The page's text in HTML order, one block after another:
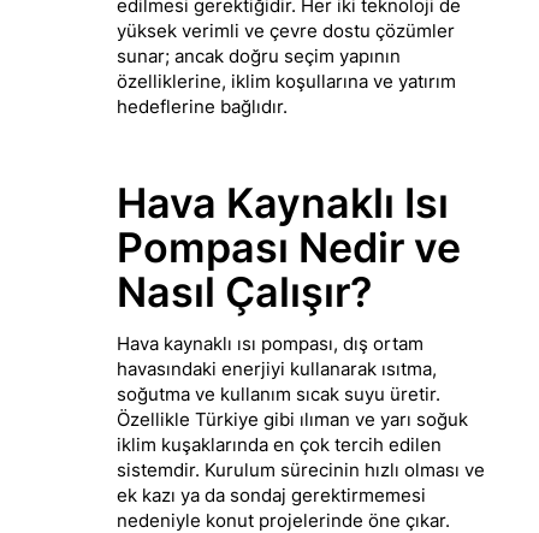
edilmesi gerektiğidir. Her iki teknoloji de
yüksek verimli ve çevre dostu çözümler
sunar; ancak doğru seçim yapının
özelliklerine, iklim koşullarına ve yatırım
hedeflerine bağlıdır.
Hava Kaynaklı Isı
Pompası Nedir ve
Nasıl Çalışır?
Hava kaynaklı ısı pompası, dış ortam
havasındaki enerjiyi kullanarak ısıtma,
soğutma ve kullanım sıcak suyu üretir.
Özellikle Türkiye gibi ılıman ve yarı soğuk
iklim kuşaklarında en çok tercih edilen
sistemdir. Kurulum sürecinin hızlı olması ve
ek kazı ya da sondaj gerektirmemesi
nedeniyle konut projelerinde öne çıkar.